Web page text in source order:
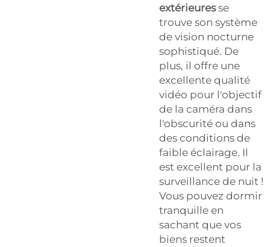
extérieuresse
trouve son système
de vision nocturne
sophistiqué. De
plus, il offre une
excellente qualité
vidéo pour l'objectif
de la caméra dans
l'obscurité ou dans
des conditions de
faible éclairage. Il
est excellent pour la
surveillance de nuit !
Vous pouvez dormir
tranquille en
sachant que vos
biens restent